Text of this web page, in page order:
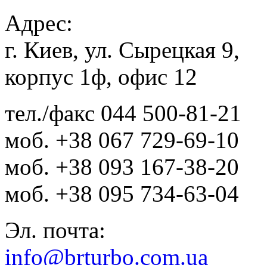
Адрес:
г. Киев, ул. Сырецкая 9,
корпус 1ф, офис 12
тел./факс 044 500-81-21
моб. +38 067 729-69-10
моб. +38 093 167-38-20
моб. +38 095 734-63-04
Эл. почта:
info@brturbo.com.ua